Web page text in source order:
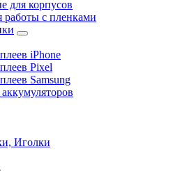
для корпусов
работы с пленками
iPhone
Pixel
Samsung
Иголки